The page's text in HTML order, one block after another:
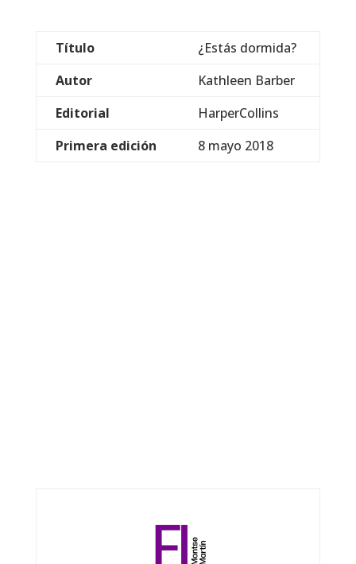
Título
¿Estás dormida?
Autor
Kathleen Barber
Editorial
HarperCollins
Primera edición
8 mayo 2018